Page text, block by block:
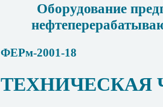
Оборудование
ФЕРм-2001-18
ТЕХНИЧЕСКАЯ